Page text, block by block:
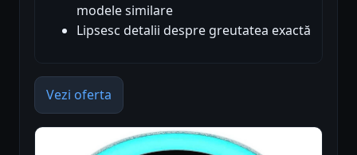
modele similare
Lipsesc detalii despre greutatea exactă
Vezi oferta